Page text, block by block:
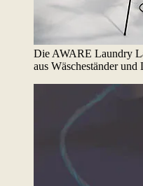
Die AWARE Laundry
aus Wäscheständer und